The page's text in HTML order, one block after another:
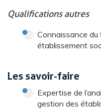
Qualifications autres
Connaissance
établissement
Les savoir-faire
Expertise de
gestion des